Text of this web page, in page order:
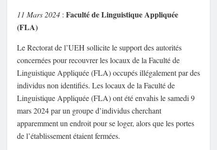
11 Mars 2024 : Faculté de Linguistique Appliquée
(FLA)
Le Rectorat de l’UEH sollicite le support des autorités
concernées pour recouvrer les locaux de la Faculté de
Linguistique Appliquée (FLA) occupés illégalement par des
individus non identifiés. Les locaux de la Faculté de
Linguistique Appliquée (FLA) ont été envahis le samedi 9
mars 2024 par un groupe d’individus cherchant
apparemment un endroit pour se loger, alors que les portes
de l’établissement étaient fermées.